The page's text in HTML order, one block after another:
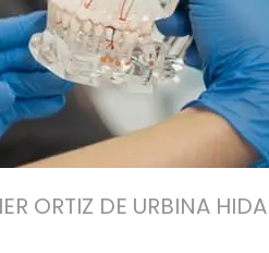
ORTIZ DE URBINA